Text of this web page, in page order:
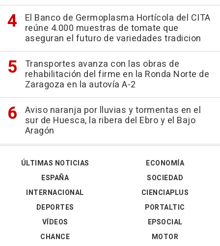
El Banco de Germoplasma Hortícola del CITA
reúne 4.000 muestras de tomate que
aseguran el futuro de variedades tradicion
Transportes avanza con las obras de
rehabilitación del firme en la Ronda Norte de
Zaragoza en la autovía A-2
Aviso naranja por lluvias y tormentas en el
sur de Huesca, la ribera del Ebro y el Bajo
Aragón
ÚLTIMAS NOTICIAS
ESPAÑA
INTERNACIONAL
DEPORTES
VÍDEOS
ECONOMÍA
SOCIEDAD
CIENCIAPLUS
PORTALTIC
EPSOCIAL
CHANCE
MOTOR